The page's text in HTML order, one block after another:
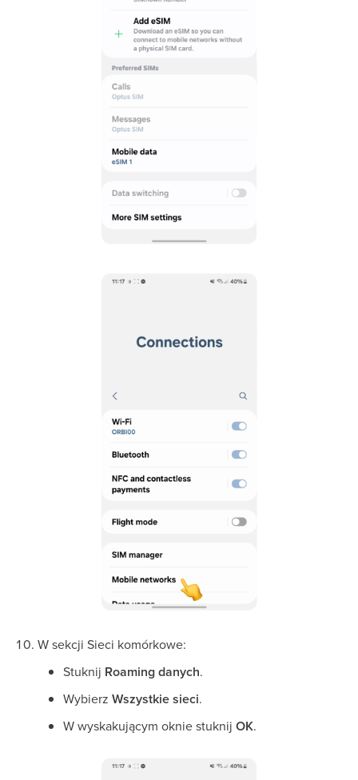
W sekcji Sieci komórkowe:
Stuknij Roaming danych.
Wybierz Wszystkie sieci.
W wyskakującym oknie stuknij OK.